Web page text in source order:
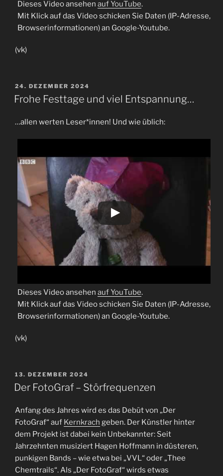
Dieses Video ansehen auf YouTube.
Mit Klick auf das Video schicken Sie Daten (IP-Adresse,
Browserinformationen) an Google-Youtube.
(vk)
VERÖFFENTLICHT
AM
24. DEZEMBER 2024
Frohe Festtage und viel Entspannung…
…allen werten Leser*innen! Und wie üblich:
Dieses Video ansehen auf YouTube.
Mit Klick auf das Video schicken Sie Daten (IP-Adresse,
Browserinformationen) an Google-Youtube.
(vk)
VERÖFFENTLICHT
AM
13. DEZEMBER 2024
Der FotoGraf – Störfrequenzen
Anfang des Jahres wird es das Debüt von „Der
FotoGraf“ auf Kernkrach geben. Der Künstler hinter
dem Projekt ist dabei kein Unbekannter: Seit
Jahrzehnten musiziert Hagen Hoffmann in düsteren,
punkigen Bands – wie etwa bei „VVL“ oder „Thee
Chemtrails“. Als „Der FotoGraf“ wirds etwas